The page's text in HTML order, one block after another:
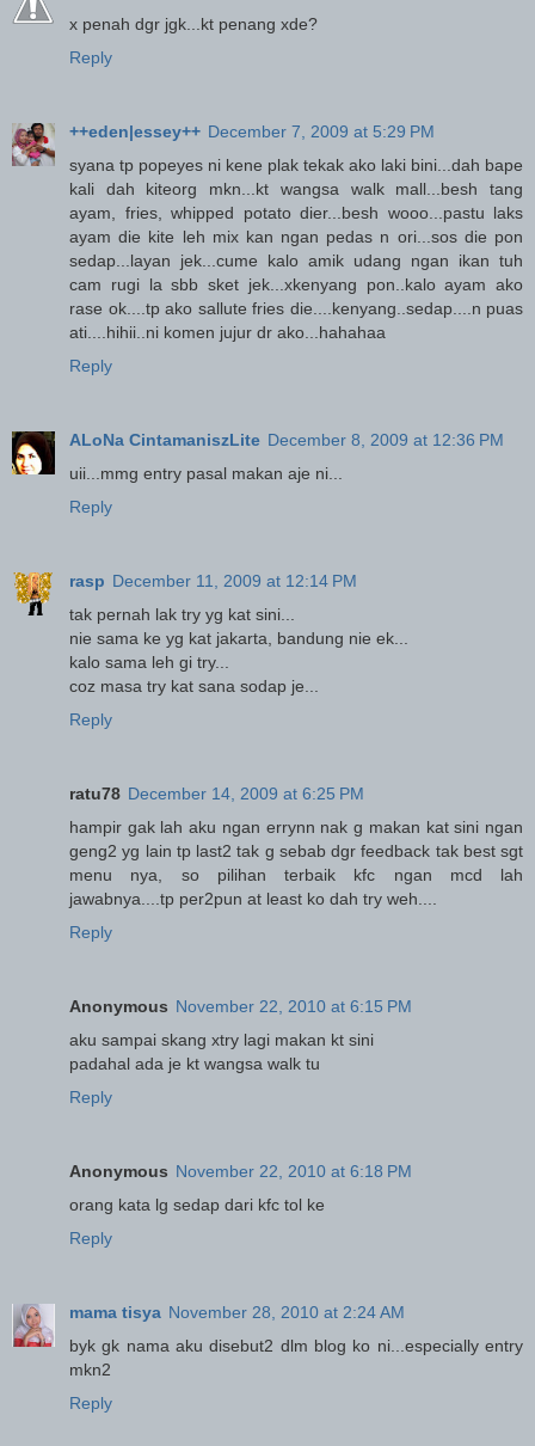
x penah dgr jgk...kt penang xde?
Reply
++eden|essey++ December 7, 2009 at 5:29 PM
syana tp popeyes ni kene plak tekak ako laki bini...dah bape
kali dah kiteorg mkn...kt wangsa walk mall...besh tang
ayam, fries, whipped potato dier...besh wooo...pastu laks
ayam die kite leh mix kan ngan pedas n ori...sos die pon
sedap...layan jek...cume kalo amik udang ngan ikan tuh
cam rugi la sbb sket jek...xkenyang pon..kalo ayam ako
rase ok....tp ako sallute fries die....kenyang..sedap....n puas
ati....hihii..ni komen jujur dr ako...hahahaa
Reply
ALoNa CintamaniszLite December 8, 2009 at 12:36 PM
uii...mmg entry pasal makan aje ni...
Reply
rasp December 11, 2009 at 12:14 PM
tak pernah lak try yg kat sini...
nie sama ke yg kat jakarta, bandung nie ek...
kalo sama leh gi try...
coz masa try kat sana sodap je...
Reply
ratu78 December 14, 2009 at 6:25 PM
hampir gak lah aku ngan errynn nak g makan kat sini ngan
geng2 yg lain tp last2 tak g sebab dgr feedback tak best sgt
menu nya, so pilihan terbaik kfc ngan mcd lah
jawabnya....tp per2pun at least ko dah try weh....
Reply
Anonymous November 22, 2010 at 6:15 PM
aku sampai skang xtry lagi makan kt sini
padahal ada je kt wangsa walk tu
Reply
Anonymous November 22, 2010 at 6:18 PM
orang kata lg sedap dari kfc tol ke
Reply
mama tisya November 28, 2010 at 2:24 AM
byk gk nama aku disebut2 dlm blog ko ni...especially entry
mkn2
Reply